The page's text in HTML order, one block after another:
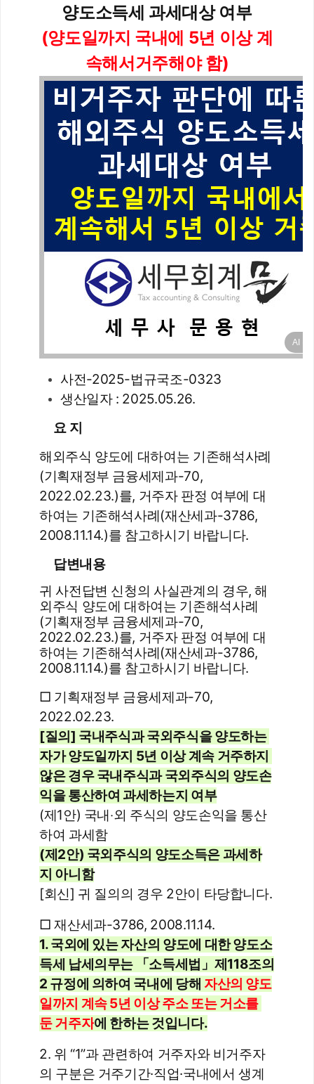
양도소득세 과세대상 여부
(양도일까지 국내에 5년 이상 계
속해서거주해야 함)
AI 활
사전-2025-법규국조-0323
생산일자 : 2025.05.26.
요 지
해외주식 양도에 대하여는 기존해석사례
(기획재정부 금융세제과-70,
2022.02.23.)를, 거주자 판정 여부에 대
하여는 기존해석사례(재산세과-3786,
2008.11.14.)를 참고하시기 바랍니다.
답변내용
귀 사전답변 신청의 사실관계의 경우, 해
외주식 양도에 대하여는 기존해석사례
(기획재정부 금융세제과-70,
2022.02.23.)를, 거주자 판정 여부에 대
하여는 기존해석사례(재산세과-3786,
2008.11.14.)를 참고하시기 바랍니다.
□ 기획재정부 금융세제과-70,
2022.02.23.
[질의] 국내주식과 국외주식을 양도하는
자가 양도일까지 5년 이상 계속 거주하지
않은 경우 국내주식과 국외주식의 양도손
익을 통산하여 과세하는지 여부
(제1안) 국내‧외 주식의 양도손익을 통산
하여 과세함
(제2안) 국외주식의 양도소득은 과세하
지 아니함
[회신] 귀 질의의 경우 2안이 타당합니다.
□ 재산세과-3786, 2008.11.14.
1. 국외에 있는 자산의 양도에 대한 양도소
득세 납세의무는 「소득세법」제118조의
2 규정에 의하여 국내에 당해 자산의 양도
일까지 계속 5년 이상 주소 또는 거소를
둔 거주자에 한하는 것입니다.
2. 위 “1”과 관련하여 거주자와 비거주자
의 구분은 거주기간·직업·국내에서 생계